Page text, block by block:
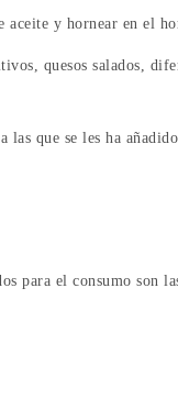
aceite y hornear en el
quesos salados,
las que se les ha
para el consumo son